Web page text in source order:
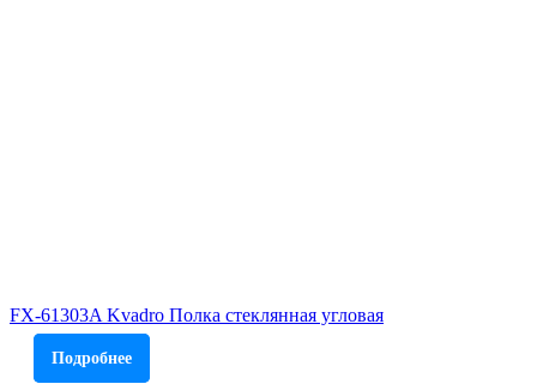
FX-61303A Kvadro Полка стеклянная угловая
Подробнее